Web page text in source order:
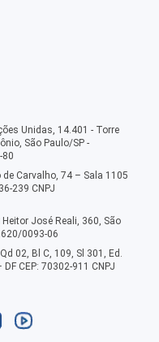
Unidas, 14.401 - Torre
São Paulo/SP -
80
de Carvalho, 74 – Sala 1105
239 CNPJ
José Reali, 360, São
0093-06
02, Bl C, 109, Sl 301, Ed.
CEP: 70302-911 CNPJ